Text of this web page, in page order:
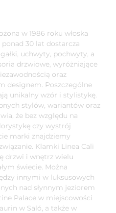
w 1986 roku włoska
30 lat dostarcza
uchwyty, pochwyty, a
drzwiowe, wyróżniające
oraz
designem. Poszczególne
unikalny wzór i stylistykę.
stylów, wariantów oraz
że bez względu na
czy wystrój
marki znajdziemy
Klamki Linea Cali
drzwi i wnętrz wielu
świecie. Można
innymi w luksusowych
nad słynnym jeziorem
Palace w miejscowości
w Saló, a także w